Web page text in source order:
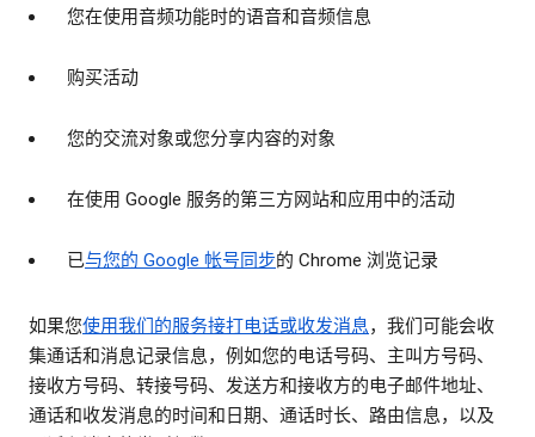
您在使用音频功能时的语音和音频信息
购买活动
您的交流对象或您分享内容的对象
在使用 Google 服务的第三方网站和应用中的活动
已与您的 Google 帐号同步的 Chrome 浏览记录
如果您使用我们的服务接打电话或收发消息，我们可能会收
集通话和消息记录信息，例如您的电话号码、主叫方号码、
接收方号码、转接号码、发送方和接收方的电子邮件地址、
通话和收发消息的时间和日期、通话时长、路由信息，以及